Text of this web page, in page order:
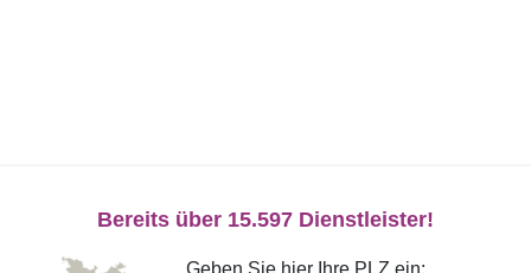
Bereits über 15.597 Dienstleister!
Geben Sie hier Ihre PLZ ein: